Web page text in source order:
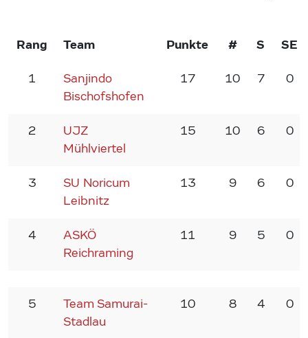
Rang Team Punkte # S SE
1
Sanjindo
Bischofshofen
17 10 7 0
2
UJZ
Mühlviertel
15 10 6 0
3
SU Noricum
Leibnitz
13 9 6 0
4
ASKÖ
Reichraming
11 9 5 0
5
Team Samurai-
Stadlau
10 8 4 0